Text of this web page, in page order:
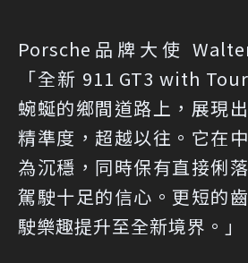
Porsche品牌大使
「全新 911 GT3 with
蜿蜒的鄉間道路上，展現
精準度，超越以往。它在
為沉穩，同時保有直接俐
駕駛十足的信心。更短的
駛樂趣提升至全新境界。」